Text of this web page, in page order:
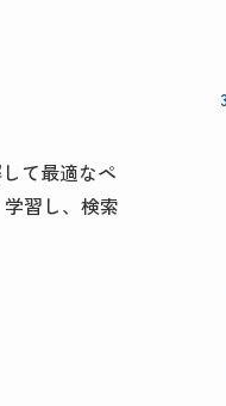
て最適なペ
習し、検索